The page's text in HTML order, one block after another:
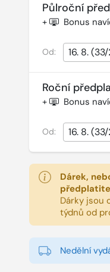
Půlroční
+ Bonus
Od:
Roční
+ Bonus
Od:
Dárek,
Dárky jsou
týdnů od
Nedělní